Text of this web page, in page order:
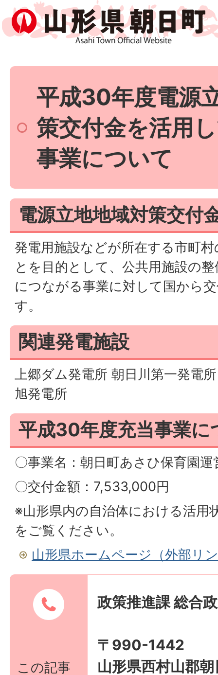
平成30年度電源
策交付金を活用
事業について
電源立地地域対策交付
発電用施設などが所在する市町
とを目的として、公共用施設の
につながる事業に対して国から
す。
関連発電施設
上郷ダム発電所 朝日川第一発電
旭発電所
平成30年度充当事業に
〇事業名：朝日町あさひ保育園運
〇交付金額：7,533,000円
※山形県内の自治体における活用
をご覧ください。
山形県ホームページ（外部リ
この記事
政策推進課 総合
〒990-1442
山形県西村山郡